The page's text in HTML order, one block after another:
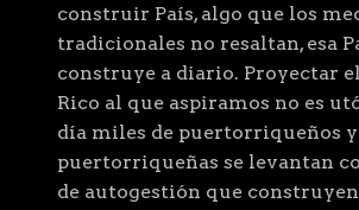
construir País, algo que los
tradicionales no resaltan, esa
construye a diario. Proyectar
Rico al que aspiramos no es
día miles de puertorriqueños y
puertorriqueñas se levantan
de autogestión que